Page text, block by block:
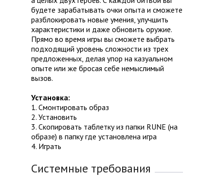
будете зарабатывать очки опыта и сможете
разблокировать новые умения, улучшить
характеристики и даже обновить оружие.
Прямо во время игры вы сможете выбрать
подходящий уровень сложности из трех
предложенных, делая упор на казуальном
опыте или же бросая себе немыслимый
вызов.
Установка:
1. Смонтировать образ
2. Установить
3. Скопировать таблетку из папки RUNE (на
образе) в папку где установлена игра
4. Играть
Системные требования